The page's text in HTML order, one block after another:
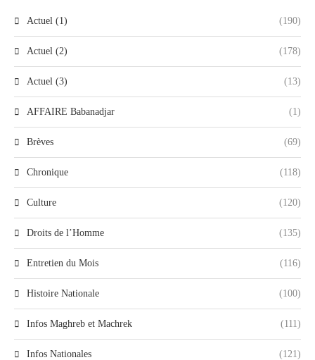
Actuel (1) (190)
Actuel (2) (178)
Actuel (3) (13)
AFFAIRE Babanadjar (1)
Brèves (69)
Chronique (118)
Culture (120)
Droits de l’Homme (135)
Entretien du Mois (116)
Histoire Nationale (100)
Infos Maghreb et Machrek (111)
Infos Nationales (121)